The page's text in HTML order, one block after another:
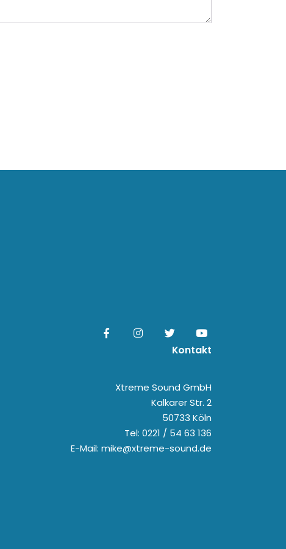
Kontakt
Xtreme Sound GmbH
Kalkarer Str. 2
50733 Köln
Tel: 0221 / 54 63 136
E-Mail: mike@xtreme-sound.de